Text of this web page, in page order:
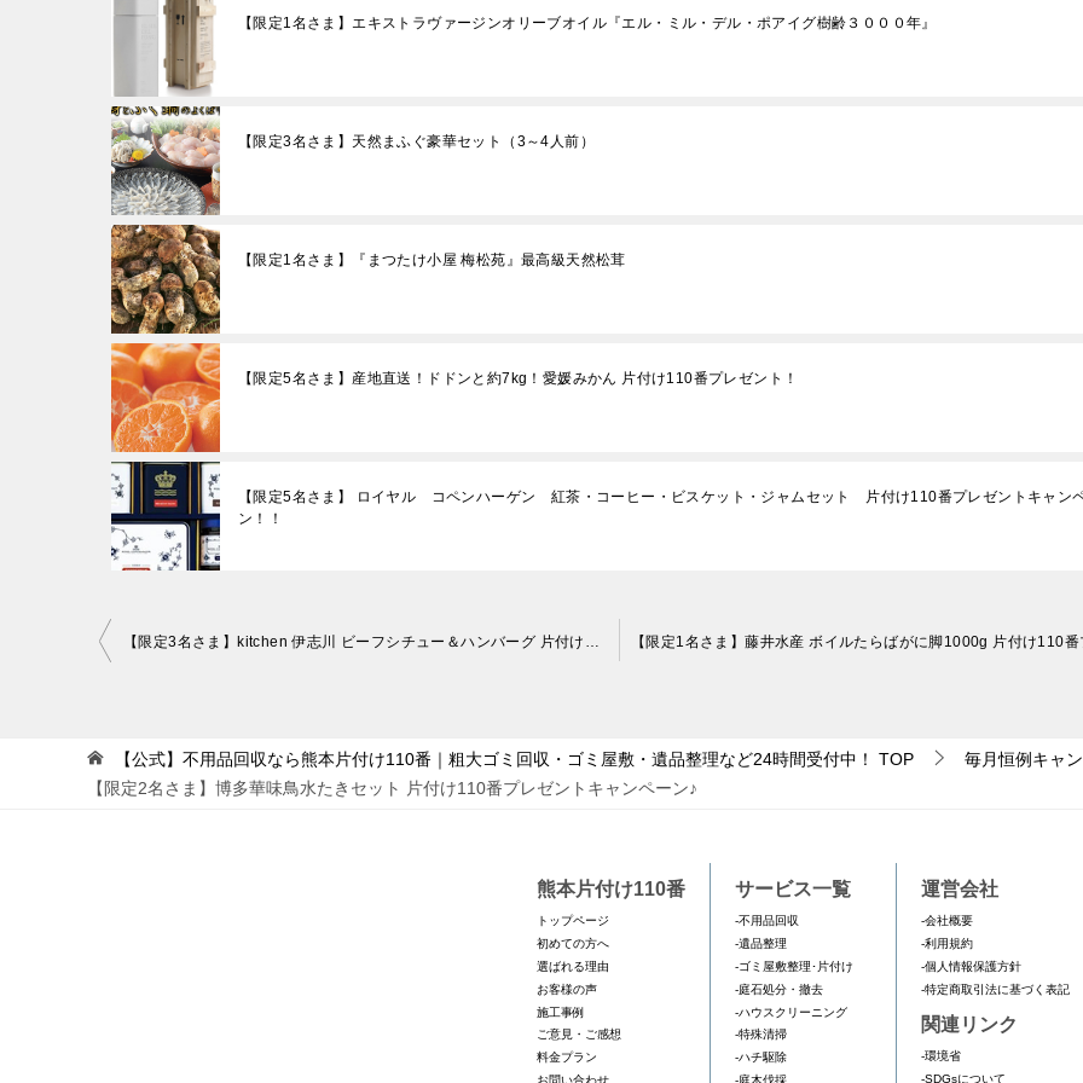
【限定1名さま】エキストラヴァージンオリーブオイル『エル・ミル・デル・ポアイグ樹齢３０００年』
【限定3名さま】天然まふぐ豪華セット（3～4人前）
【限定1名さま】『まつたけ小屋 梅松苑』最高級天然松茸
【限定5名さま】産地直送！ドドンと約7kg！愛媛みかん 片付け110番プレゼント！
【限定5名さま】 ロイヤル コペンハーゲン 紅茶・コーヒー・ビスケット・ジャムセット 片付け110番プレゼントキャン
ン！！
投
ビ
ゲ
【限定3名さま】kitchen 伊志川 ビーフシチュー＆ハンバーグ 片付け110番プレゼントキャンペーン♪
【公式】不用品回収なら熊本片付け110番｜粗大ゴミ回収・ゴミ屋敷・遺品整理など24時間受付中！ TOP
毎月恒例キャ
【限定2名さま】博多華味鳥水たきセット 片付け110番プレゼントキャンペーン♪
熊本片付け110番
トップページ
初めての方へ
選ばれる理由
お客様の声
施工事例
ご意見・ご感想
料金プラン
お問い合わせ
サービス一覧
-不用品回収
-遺品整理
-ゴミ屋敷整理･片付け
-庭石処分・撤去
-ハウスクリーニング
-特殊清掃
-ハチ駆除
-庭木伐採
運営会社
-会社概要
-利用規約
-個人情報保護方針
-特定商取引法に基づく表記
関連リンク
-環境省
-SDGsについて